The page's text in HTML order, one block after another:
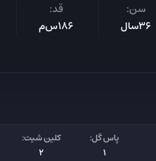
سن:
36سال
قد:
186س‌م
پاس گل:
1
کلین شیت:
2